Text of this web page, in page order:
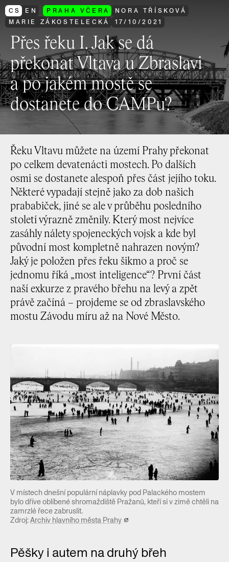
CS EN PRAHA VČERA
NORA TŘÍSKOVÁ
MARIE ZÁKOSTELECKÁ
17/ 10 /2021
Přes řeku I. Jak se dá
překonat Vltava u Zbraslavi
a po jakém mostě se
dostanete do CAMPu?
Řeku Vltavu můžete na území Prahy překonat
po celkem devatenácti mostech. Po dalších
osmi se dostanete alespoň přes část jejího toku.
Některé vypadají stejně jako za dob našich
prababiček, jiné se ale v průběhu posledního
století výrazně změnily. Který most nejvíce
zasáhly nálety spojeneckých vojsk a kde byl
původní most kompletně nahrazen novým?
Jaký je položen přes řeku šikmo a proč se
jednomu říká „most inteligence“? První část
naší exkurze z pravého břehu na levý a zpět
právě začíná – projdeme se od zbraslavského
mostu Závodu míru až na Nové Město.
V místech dnešní populární náplavky pod Palackého mostem
bylo dříve oblíbené shromaždiště Pražanů, kteří si v zimě chtěli na
zamrzlé řece zabruslit.
Zdroj:Archiv hlavního města Prahy
Pěšky i autem na druhý břeh